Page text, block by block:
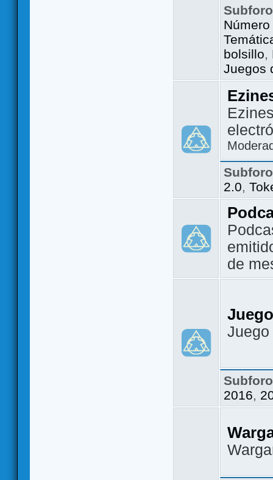
bolsillo,
Juegos
2.0,
de
2016,